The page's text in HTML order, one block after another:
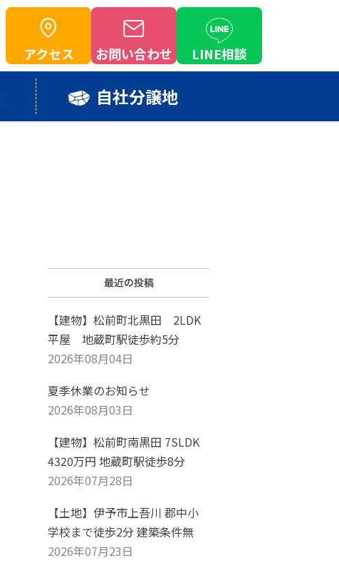
アクセス お問い合わせ LINE相談
自社分譲地
【建物】松前町北黒田 2LDK
平屋 地蔵町駅徒歩約5分
2026年08月04日
夏季休業のお知らせ
2026年08月03日
【建物】松前町南黒田 7SLDK
4320万円 地蔵町駅徒歩8分
2026年07月28日
【土地】伊予市上吾川 郡中小
学校まで徒歩2分 建築条件無
2026年07月23日